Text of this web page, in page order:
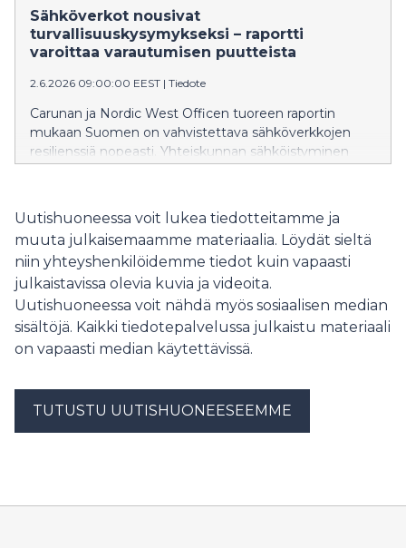
riittävyyttä ja puhtaan energian mahdollistamista.
Carunan sähköverkon kehittämissuunnitelmia
koskeneisiin asiakaskuulemisiin osallistui lähes 7 000
Sähköverkot nousivat
turvallisuuskysymykseksi – raportti
varoittaa varautumisen puutteista
2.6.2026 09:00:00 EEST | Tiedote
Carunan ja Nordic West Officen tuoreen raportin
mukaan Suomen on vahvistettava sähköverkkojen
resilienssiä nopeasti. Yhteiskunnan sähköistyminen
Tämä tarkoittaa investointeja verkkoihin,
varaosavarastoihin, kyberturvallisuuteen ja osaavaan
henkilöstöön.
Uutishuoneessa voit lukea tiedotteitamme ja
muuta julkaisemaamme materiaalia. Löydät sieltä
niin yhteyshenkilöidemme tiedot kuin vapaasti
julkaistavissa olevia kuvia ja videoita.
Uutishuoneessa voit nähdä myös sosiaalisen median
sisältöjä. Kaikki tiedotepalvelussa julkaistu materiaali
on vapaasti median käytettävissä.
TUTUSTU UUTISHUONEESEEMME